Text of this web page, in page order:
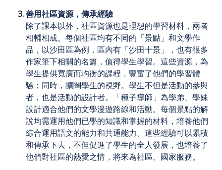
善用社區資源，傳承經驗
除了課本以外，社區資源也是理想的學習材料，兩者
相輔相成。每個社區均有不同的「景點」和文學作
品，以沙田區為例，區內有「沙田十景」，也有很多
作家筆下相關的名篇，值得學生學習。這些資源，為
學生提供寬廣而均衡的課程，豐富了他們的學習體
驗；同時，擴闊學生的視野。學生不但是活動的參與
者，也是活動的設計者。「種子導師」為學弟、學妹
設計適合他們的文學漫遊路線和活動。每個景點的解
說均需運用他們已學的知識和掌握的材料，培養他們
綜合運用語文的能力和共通能力。這些經驗可以累積
和傳承下去，不但促進了學生的全人發展，也培養了
他們對社區的熱愛之情，將來為社區、國家服務。